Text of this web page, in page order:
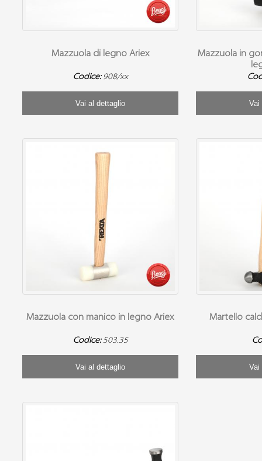
Mazzuola di legno Ariex
Codice: 908/xx
Vai al dettaglio
Mazzuola in
Vai
Mazzuola con manico in legno Ariex
Codice: 503.35
Vai al dettaglio
Martello
Vai